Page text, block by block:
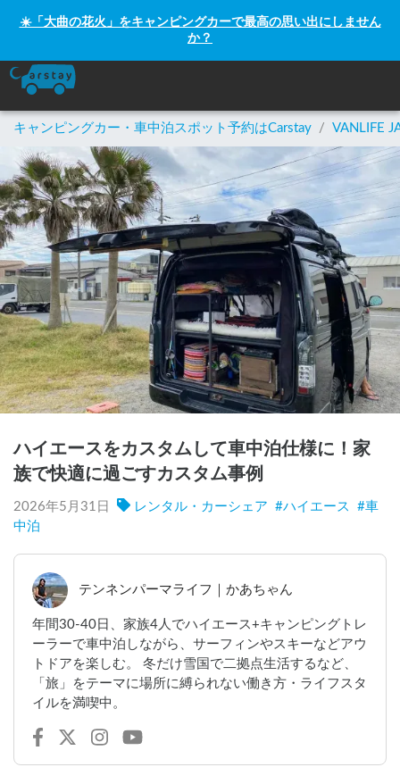
☀️「大曲の花火」をキャンピングカーで最高の思い出にしません
か？
キャンピングカー・車中泊スポット予約はCarstay / VANLIFE
ハイエースをカスタムして車中泊仕様に！家
族で快適に過ごすカスタム事例
2026年5月31日 レンタル・カーシェア #ハイエース #車
中泊
テンネンパーマライフ｜かあちゃん
年間30-40日、家族4人でハイエース+キャンピングトレ
ーラーで車中泊しながら、サーフィンやスキーなどアウ
トドアを楽しむ。 冬だけ雪国で二拠点生活するなど、
「旅」をテーマに場所に縛られない働き方・ライフスタ
イルを満喫中。